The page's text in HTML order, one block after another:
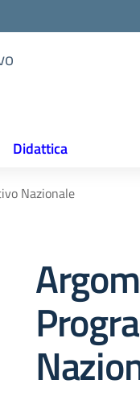
Didattica
Nazionale